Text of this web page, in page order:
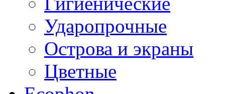
Ударопрочные
Острова и экраны
Цветные